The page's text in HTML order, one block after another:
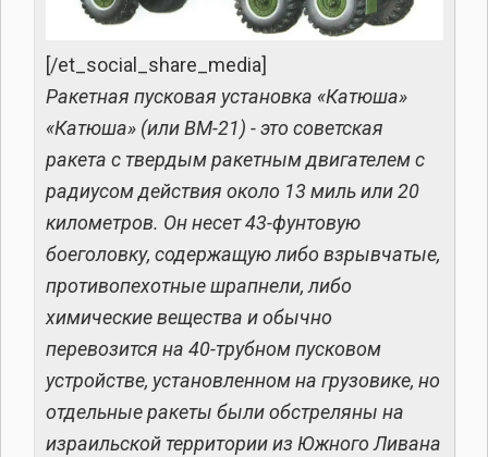
[/et_social_share_media]
Ракетная пусковая установка «Катюша»
«Катюша» (или BM-21) - это советская
ракета с твердым ракетным двигателем с
радиусом действия около 13 миль или 20
километров. Он несет 43-фунтовую
боеголовку, содержащую либо взрывчатые,
противопехотные шрапнели, либо
химические вещества и обычно
перевозится на 40-трубном пусковом
устройстве, установленном на грузовике, но
отдельные ракеты были обстреляны на
израильской территории из Южного Ливана